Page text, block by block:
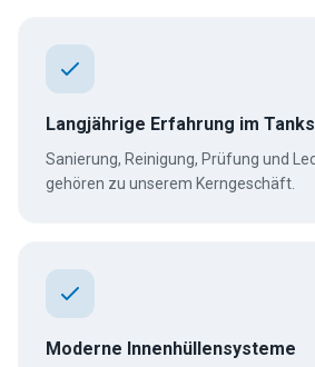
Langjährige Erfahrung im
Sanierung, Reinigung, Prüfung und
gehören zu unserem Kerngeschäft.
Moderne Innenhüllensysteme